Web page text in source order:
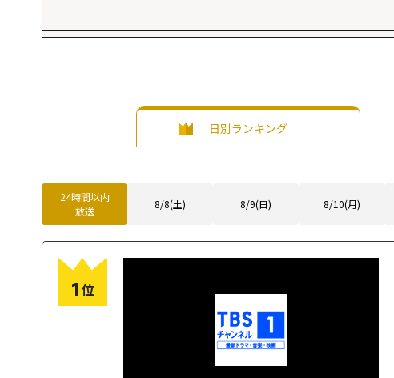
日別ランキング
24時間以内
放送
8/8(土) 8/9(日) 8/10(月)
1位